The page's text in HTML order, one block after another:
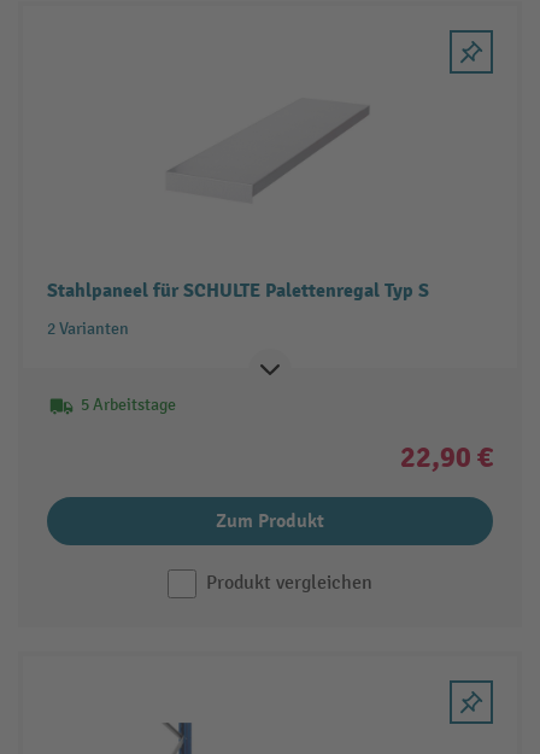
Stahlpaneel für SCHULTE Palettenregal Typ S
2 Varianten
5 Arbeitstage
22,90 €
Zum Produkt
Produkt vergleichen